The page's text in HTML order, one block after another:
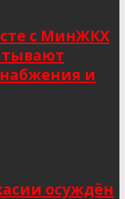
с МинЖКХ
и
осуждён